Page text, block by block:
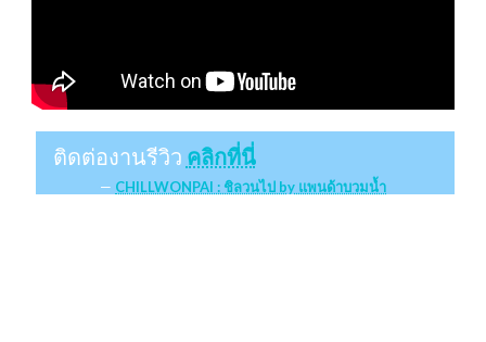
ติดต่องานรีวิว คลิกที่นี่
CHILLWONPAI : ชิลวนไป by แพนด้าบวมน้ำ